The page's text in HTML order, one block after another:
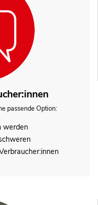
passende Option:
werden